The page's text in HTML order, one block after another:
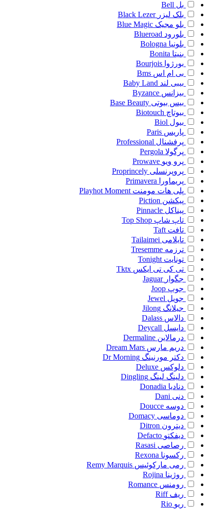
بل Bell
بلک لیزر Black Lezer
بلو مجیک Blue Magic
بلورود Blueroad
بلونیا Bologna
بنیتا Bonita
بورژوا Bourjois
بی ام اس Bms
بیبی لند Baby Land
بیزانس Byzance
بیس بیوتی Base Beauty
بیوتاچ Biotouch
بیول Biol
پاریس Paris
پرفشنال Professional
پرگولا Pergola
پرو ویو Prowave
پروپرنسلی Proprincely
پریماورا
Primavera
پلی هات مومنت Playhot Moment
پیکشن Piction
پیناکل Pinnacle
تاپ شاپ Top Shop
تافت Taft
تایلامی Tailaimei
ترزمه Tresemme
تونایت Tonight
تی کی تی ایکس Tktx
جگوار Jaguar
جوپ Joop
جویل Jewel
جیلانگ Jilong
دالاس Dalass
دایسل Deycall
درمالاین Dermaline
دریم مارس Dream Mars
دکتر مورنینگ Dr Morning
دلوکس Deluxe
دلینگ لینگ Dingling
دنادیا Donadia
دنی Dani
دوسه Doucce
دوماسی Domacy
دیترون Ditron
دیفکتو Defacto
رصاصی Rasasi
رکسونا Rexona
رمی مارکوئیس Remy Marquis
روژینا Rojina
رومنس Romance
ریف Riff
ریو Rio